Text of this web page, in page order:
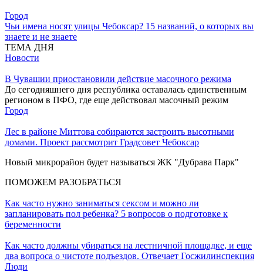
Город
Чьи имена носят улицы Чебоксар? 15 названий, о которых вы
знаете и не знаете
ТЕМА ДНЯ
Новости
В Чувашии приостановили действие масочного режима
До сегодняшнего дня республика оставалась единственным
регионом в ПФО, где еще действовал масочный режим
Город
Лес в районе Миттова собираются застроить высотными
домами. Проект рассмотрит Градсовет Чебоксар
Новый микрорайон будет называться ЖК "Дубрава Парк"
ПОМОЖЕМ РАЗОБРАТЬСЯ
Как часто нужно заниматься сексом и можно ли
запланировать пол ребенка? 5 вопросов о подготовке к
беременности
Как часто должны убираться на лестничной площадке, и еще
два вопроса о чистоте подъездов. Отвечает Госжилинспекция
Люди